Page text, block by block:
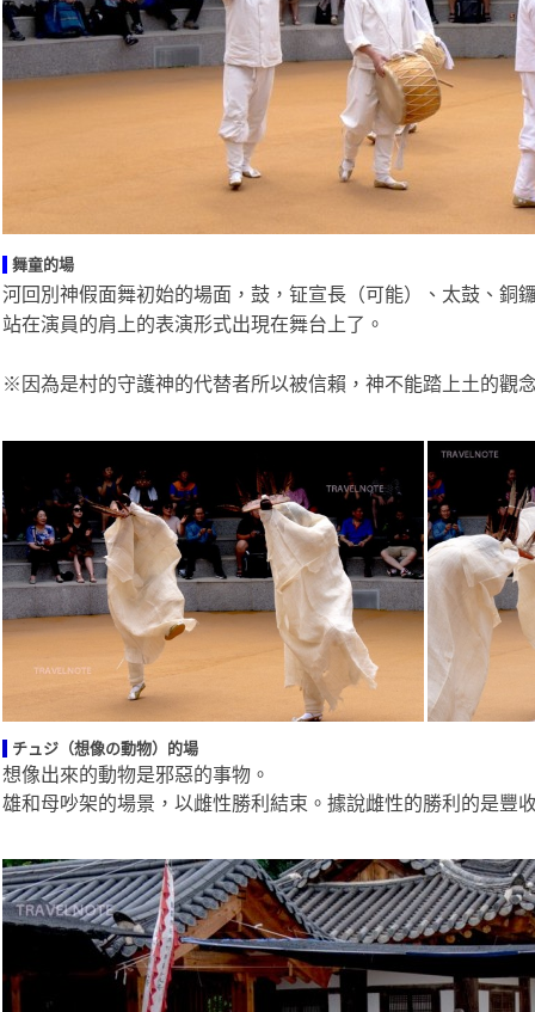
舞童的場
河回別神假面舞初始的場面，鼓，钲宣長（可能）、太鼓、銅
站在演員的肩上的表演形式出現在舞台上了。
※因為是村的守護神的代替者所以被信賴，神不能踏上土的觀
チュジ（想像の動物）的場
想像出來的動物是邪惡的事物。
雄和母吵架的場景，以雌性勝利結束。據說雌性的勝利的是豐